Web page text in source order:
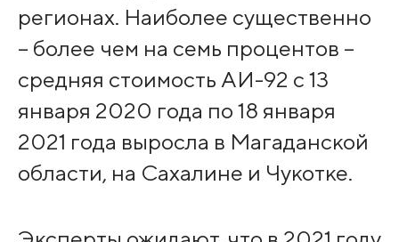
регионах. Наиболее существенно
– более чем на семь процентов –
средняя стоимость АИ-92 с 13
января 2020 года по 18 января
2021 года выросла в Магаданской
области, на Сахалине и Чукотке.